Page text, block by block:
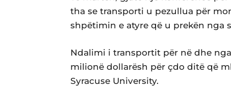
tha se transporti u pezullua për
shpëtimin e atyre që u prekën nga
Ndalimi i transportit për në dhe
milionë dollarësh për çdo ditë që
Syracuse University.